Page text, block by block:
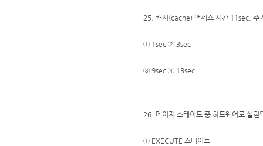
25. 캐시(cache) 액세스 시간 11sec, 주
① 1sec ② 3sec
③ 9sec ④ 13sec
26. 메이저 스테이트 중 하드웨어로 실현
① EXECUTE 스테이트